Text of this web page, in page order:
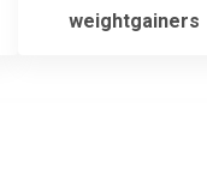
weightgainers